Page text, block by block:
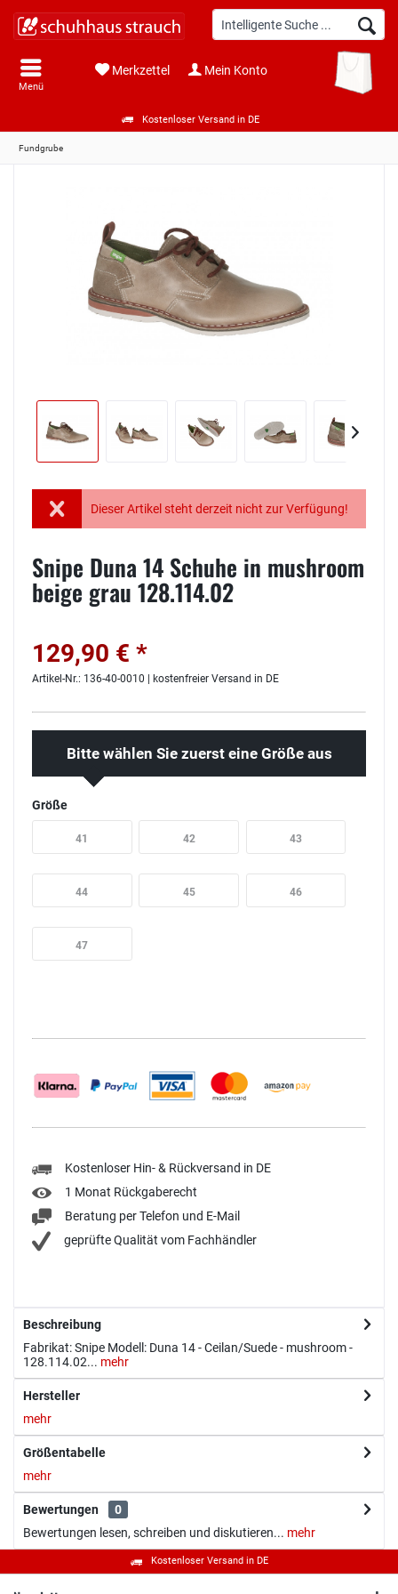
Kostenloser Versand in DE
Menü
Merkzettel Mein Konto
Fundgrube
Dieser Artikel steht derzeit nicht zur Verfügung!
Snipe Duna 14 Schuhe in mushroom
beige grau 128.114.02
129,90 € *
Artikel-Nr.: 136-40-0010 | kostenfreier Versand in DE
Bitte wählen Sie zuerst eine Größe aus
Größe
41 42 43
44 45 46
47
Kostenloser Hin- & Rückversand in DE
1 Monat Rückgaberecht
Beratung per Telefon und E-Mail
geprüfte Qualität vom Fachhändler
Beschreibung
Fabrikat: Snipe Modell: Duna 14 - Ceilan/Suede - mushroom -
128.114.02... mehr
Hersteller
mehr
Größentabelle
mehr
Bewertungen
0
Bewertungen lesen, schreiben und diskutieren... mehr
Kostenloser Versand in DE